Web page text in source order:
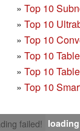
» Top 10
» Top 10
» Top 10
» Top 10
» Top 10
» Top 10
failed!